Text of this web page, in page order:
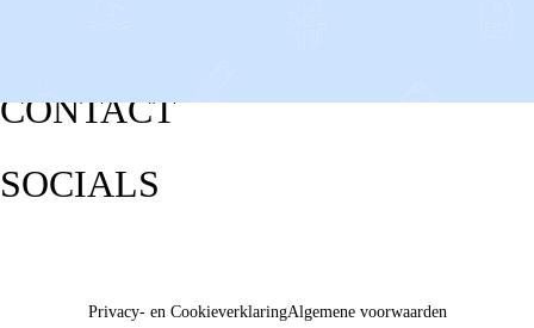
CONTACT
SOCIALS
Privacy- en CookieverklaringAlgemene voorwaarden